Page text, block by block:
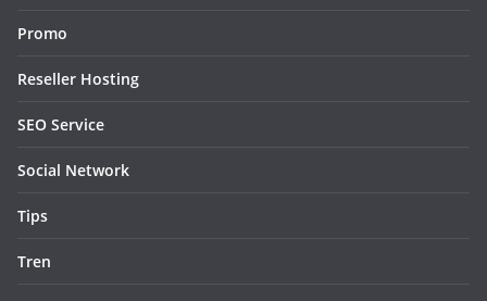
Promo
Reseller Hosting
SEO Service
Social Network
Tips
Tren